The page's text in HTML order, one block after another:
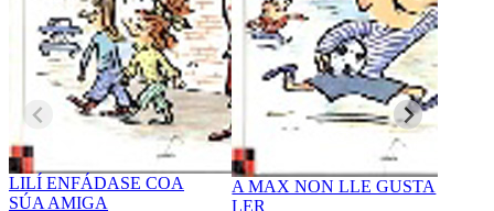
LILÍ ENFÁDASE COA
SÚA AMIGA
A MAX NON LLE GUSTA
LER